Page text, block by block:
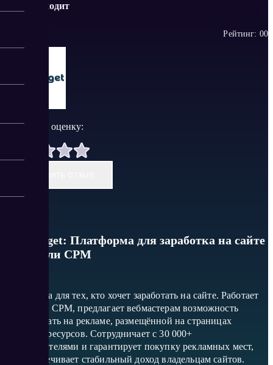
подходит
Рейтинг: 00
Поставить оценку:
MaxTarget: Платформа для заработка на сайте
по модели CPM
Платформа для тех, кто хочет заработать на сайте. Работает
по модели CPM, предлагает вебмастерам возможность
зарабатывать на рекламе, размещённой на страницах
интернет-ресурсов. Сотрудничает с 30 000+
рекламодателями и гарантирует покупку рекламных мест,
что обеспечивает стабильный доход владельцам сайтов.